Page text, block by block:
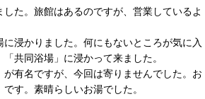
た。旅館はあるのですが、営業しているよ
浸かりました。何にもないところが気に入
共同浴場」に浸かって来ました。
有名ですが、今回は寄りませんでした。お
す。素晴らしいお湯でした。